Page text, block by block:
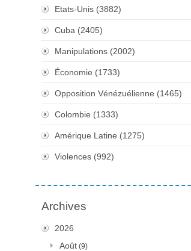
Etats-Unis (3882)
Cuba (2405)
Manipulations (2002)
Économie (1733)
Opposition Vénézuélienne (1465)
Colombie (1333)
Amérique Latine (1275)
Violences (992)
Archives
2026
Août (9)